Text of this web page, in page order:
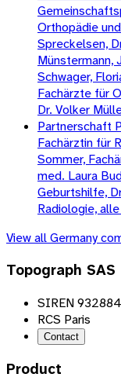
Orthopädie
Spreckelsen,
Münstermann,
Schwager,
Fachärzte für
Dr. Volker
Partnerschaft
Fachärztin für
Sommer,
med. Laura
Geburtshilfe,
Radiologie,
View allGermany
Topograph SAS
SIREN
RCS Paris
Contact
Product